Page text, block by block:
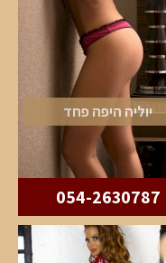
יוליה היפה פחד
054-2630787